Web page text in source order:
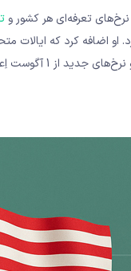
اضافه کرد که ایالات